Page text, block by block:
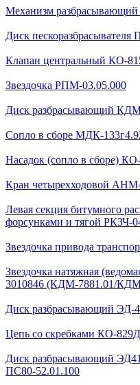
Механизм
Диск
Клапан центральный КО-
Звездочка РПМ-03.05.000
Диск разбрасывающий
Сопло в сборе МДК-
Насадок (сопло в сборе)
Кран четырехходовой
Левая секция битумного
форсунками и тягой РКЗЧ-
Звездочка привода
Звездочка натяжная
3010846 (КДМ-7881.01/
Диск разбрасывающий ЭД-
Цепь со скребками КО-
Диск разбрасывающий
ПС80-52.01.100